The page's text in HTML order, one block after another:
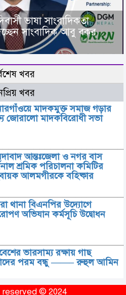
ভাষা সাংবাদিকতা
সাংবাদিক আবু বকর
খবর
খবর
মাদকমুক্ত সমাজ গড়ার
জোরালো মাদকবিরোধী সভা
আন্তঃজেলা ও নগর বাস
শ্রমিক পরিচালনা কমিটির
আলমগীরকে বহিষ্কার
থানা বিএনপির উদ্যোগে
অভিযান কর্মসূচি উদ্বোধন
ভারসাম্য রক্ষায় গাছ
পরম বন্ধু ——– রুহুল আমিন
© 2024